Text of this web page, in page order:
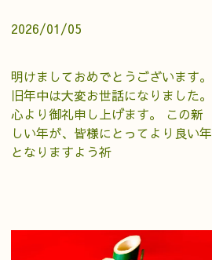
2026/01/05
明けましておめでとうございます。
旧年中は大変お世話になりました。
心より御礼申し上げます。 この新
しい年が、皆様にとってより良い年
となりますよう祈